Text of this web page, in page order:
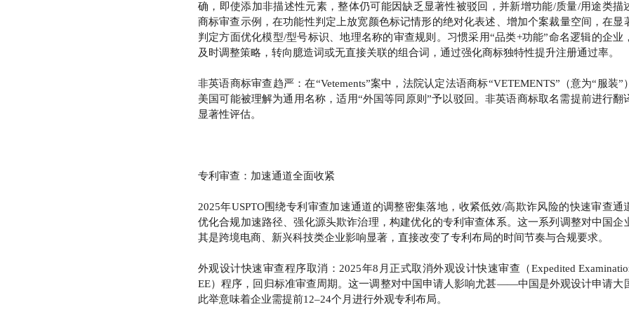
确，即使添加非描述性元素，整体仍可能因缺乏显著性被驳回，并新增功能/质量/用途类描
商标审查示例，在功能性判定上放宽颜色标记情形的绝对化表述、增加个案裁量空间，在显
判定方面优化模型/型号标识、地理名称的审查规则。习惯采用“品类+功能”命名逻辑的企业
及时调整策略，转向臆造词或无直接关联的组合词，通过强化商标独特性提升注册通过率。
非英语商标审查趋严：在“Vetements”案中，法院认定法语商标“VETEMENTS”（意为“服装”
美国可能被理解为通用名称，适用“外国等同原则”予以驳回。非英语商标取名需提前进行翻
显著性评估。
专利审查：加速通道全面收紧
2025年USPTO围绕专利审查加速通道的调整密集落地，收紧低效/高欺诈风险的快速审查通
优化合规加速路径、强化源头欺诈治理，构建优化的专利审查体系。这一系列调整对中国企
其是跨境电商、新兴科技类企业影响显著，直接改变了专利布局的时间节奏与合规要求。
外观设计快速审查程序取消：2025年8月正式取消外观设计快速审查（Expedited
EE）程序，回归标准审查周期。这一调整对中国申请人影响尤甚——中国是外观设计申请大
此举意味着企业需提前12–24个月进行外观专利布局。